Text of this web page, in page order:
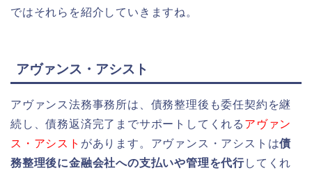
ではそれらを紹介していきますね。
アヴァンス・アシスト
アヴァンス法務事務所は、債務整理後も委任契約を継
続し、債務返済完了までサポートしてくれる アヴァン
ス・アシスト があります。アヴァンス・アシストは債
務整理後に金融会社への支払いや管理を代行してくれ